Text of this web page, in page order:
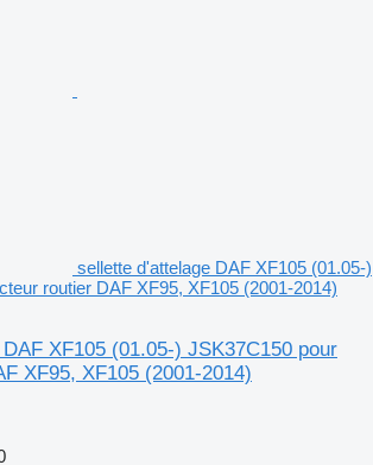
sellette d'attelage DAF XF105 (01.05-)
routier DAF XF95, XF105 (2001-2014)
XF105 (01.05-) JSK37C150 pour
XF95, XF105 (2001-2014)